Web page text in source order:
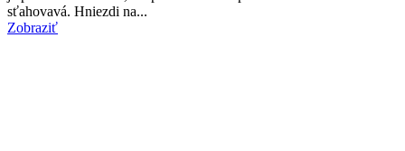
sťahovavá. Hniezdi na...
Zobraziť